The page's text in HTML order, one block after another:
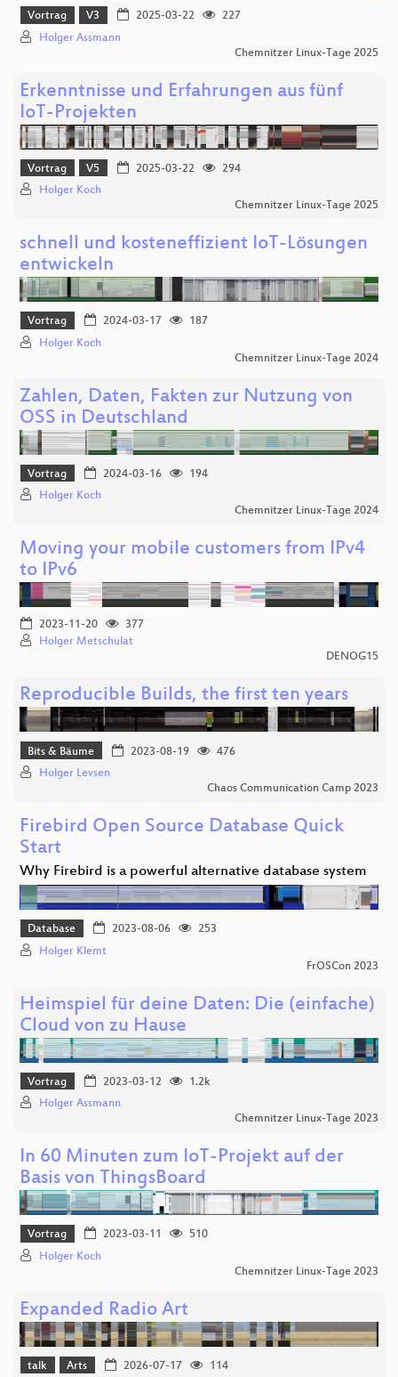
Vortrag V3 2025-03-22
227
Holger Assmann
Chemnitzer Linux-Tage 2025
Erkenntnisse und Erfahrungen aus fünf
IoT-Projekten
Vortrag V5 2025-03-22
294
Holger Koch
Chemnitzer Linux-Tage 2025
schnell und kosteneffizient IoT-Lösungen
entwickeln
Vortrag 2024-03-17
187
Holger Koch
Chemnitzer Linux-Tage 2024
Zahlen, Daten, Fakten zur Nutzung von
OSS in Deutschland
Vortrag 2024-03-16
194
Holger Koch
Chemnitzer Linux-Tage 2024
Moving your mobile customers from IPv4
to IPv6
2023-11-20
377
Holger Metschulat
DENOG15
Reproducible Builds, the first ten years
Bits & Bäume 2023-08-19
476
Holger Levsen
Chaos Communication Camp 2023
Firebird Open Source Database Quick
Start
Why Firebird is a powerful alternative database system
Database 2023-08-06
253
Holger Klemt
FrOSCon 2023
Heimspiel für deine Daten: Die (einfache)
Cloud von zu Hause
Vortrag 2023-03-12
1.2k
Holger Assmann
Chemnitzer Linux-Tage 2023
In 60 Minuten zum IoT-Projekt auf der
Basis von ThingsBoard
Vortrag 2023-03-11
510
Holger Koch
Chemnitzer Linux-Tage 2023
Expanded Radio Art
talk Arts 2026-07-17 114